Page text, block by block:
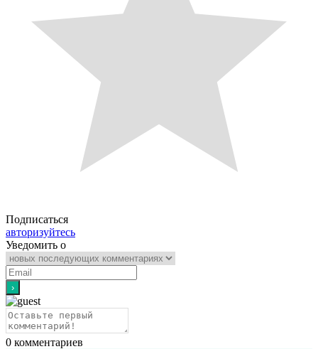
Подписаться
авторизуйтесь
Уведомить о
0 комментариев